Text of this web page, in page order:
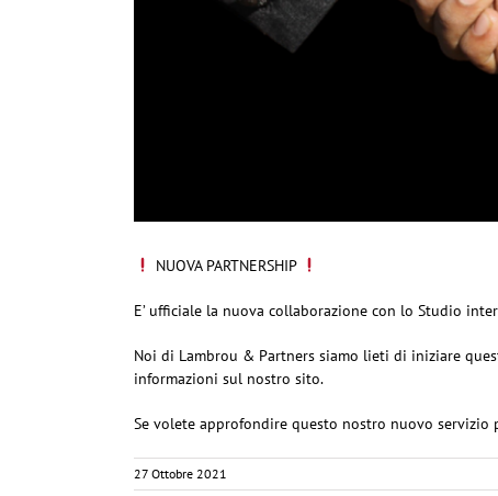
NUOVA PARTNERSHIP
E’ ufficiale la nuova collaborazione con lo Studio
Noi di Lambrou & Partners siamo lieti di iniziare
informazioni sul nostro sito.
Se volete approfondire questo nostro nuovo servizio
27 Ottobre 2021